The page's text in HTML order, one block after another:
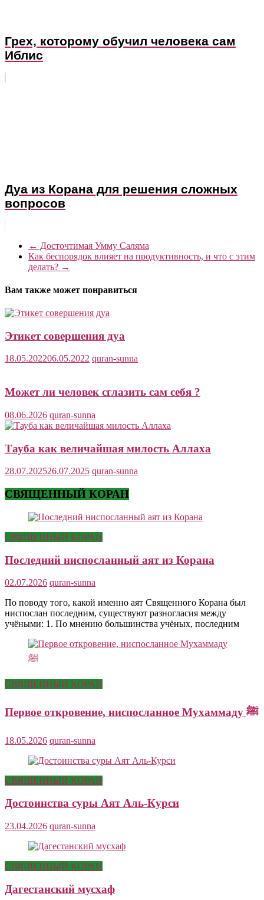
Грех, которому обучил человека сам
Иблис
Дуа из Корана для решения сложных
вопросов
← Досточтимая Умму Саляма
Как беспорядок влияет на продуктивность, и что с этим
делать? →
Вам также может понравиться
Этикет совершения дуа
18.05.202206.05.2022 quran-sunna
Может ли человек сглазить сам себя ?
08.06.2026 quran-sunna
Тауба как величайшая милость Аллаха
28.07.202526.07.2025 quran-sunna
СВЯЩЕННЫЙ КОРАН
СВЯЩЕННЫЙ КОРАН
Последний ниспосланный аят из Корана
02.07.2026 quran-sunna
По поводу того, какой именно аят Священного Корана был
ниспослан последним, существуют разногласия между
учёными: 1. По мнению большинства учёных, последним
СВЯЩЕННЫЙ КОРАН
Первое откровение, ниспосланное Мухаммаду ﷺ
18.05.2026 quran-sunna
СВЯЩЕННЫЙ КОРАН
Достоинства суры Аят Аль-Курси
23.04.2026 quran-sunna
СВЯЩЕННЫЙ КОРАН
Дагестанский мусхаф